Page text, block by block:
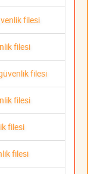
filesi
filesi
filesi
filesi
filesi
filesi